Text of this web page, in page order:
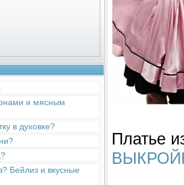
и мясным
в духовке?
Бейлиз и вкусные
Платье